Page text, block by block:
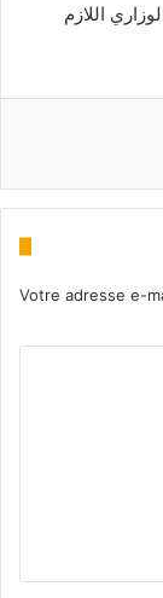
اللازم
Votre adresse e-